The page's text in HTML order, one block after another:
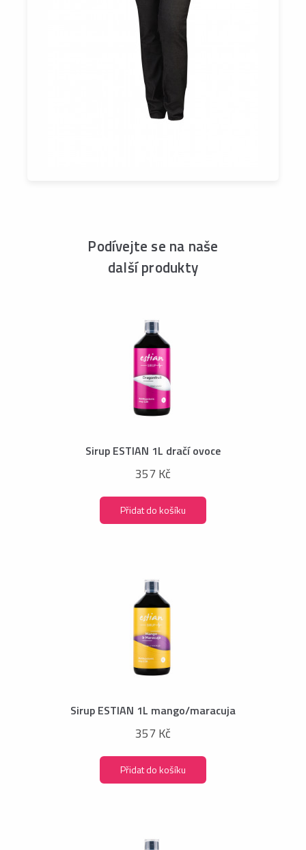
Podívejte se na naše
další produkty
Sirup ESTIAN 1L dračí ovoce
357 Kč
Přidat do košíku
Sirup ESTIAN 1L mango/maracuja
357 Kč
Přidat do košíku